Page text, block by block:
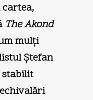
The Akond
mulţi
Ştefan
stabilit